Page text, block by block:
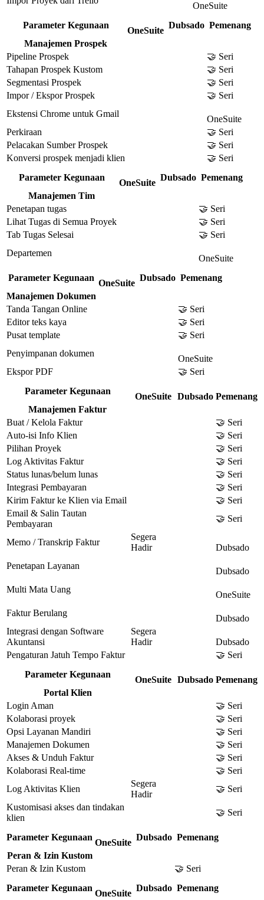
OneSuite
Parameter Kegunaan
OneSuite
Dubsado Pemenang
Manajemen Prospek
Pipeline Prospek
🤝 Seri
Tahapan Prospek Kustom
🤝 Seri
Segmentasi Prospek
🤝 Seri
Impor / Ekspor Prospek
🤝 Seri
Ekstensi Chrome untuk Gmail
OneSuite
Perkiraan
🤝 Seri
Pelacakan Sumber Prospek
🤝 Seri
Konversi prospek menjadi klien
🤝 Seri
Parameter Kegunaan
OneSuite
Dubsado Pemenang
Manajemen Tim
Penetapan tugas
🤝 Seri
Lihat Tugas di Semua Proyek
🤝 Seri
Tab Tugas Selesai
🤝 Seri
Departemen
OneSuite
Parameter Kegunaan
OneSuite
Dubsado Pemenang
Manajemen Dokumen
Tanda Tangan Online
🤝 Seri
Editor teks kaya
🤝 Seri
Pusat template
🤝 Seri
Penyimpanan dokumen
OneSuite
Ekspor PDF
🤝 Seri
Parameter Kegunaan
OneSuite Dubsado Pemenang
Manajemen Faktur
Buat / Kelola Faktur
🤝 Seri
Auto-isi Info Klien
🤝 Seri
Pilihan Proyek
🤝 Seri
Log Aktivitas Faktur
🤝 Seri
Status lunas/belum lunas
🤝 Seri
Integrasi Pembayaran
🤝 Seri
Kirim Faktur ke Klien via Email
🤝 Seri
Email & Salin Tautan
Pembayaran
🤝 Seri
Memo / Transkrip Faktur
Segera
Hadir
Dubsado
Penetapan Layanan
Dubsado
Multi Mata Uang
OneSuite
Faktur Berulang
Dubsado
Integrasi dengan Software
Akuntansi
Segera
Hadir
Dubsado
Pengaturan Jatuh Tempo Faktur
🤝 Seri
Parameter Kegunaan
OneSuite Dubsado Pemenang
Portal Klien
Login Aman
🤝 Seri
Kolaborasi proyek
🤝 Seri
Opsi Layanan Mandiri
🤝 Seri
Manajemen Dokumen
🤝 Seri
Akses & Unduh Faktur
🤝 Seri
Kolaborasi Real-time
🤝 Seri
Log Aktivitas Klien
Segera
Hadir
🤝 Seri
Kustomisasi akses dan tindakan
klien
🤝 Seri
Parameter Kegunaan
OneSuite
Dubsado Pemenang
Peran & Izin Kustom
Peran & Izin Kustom
🤝 Seri
Parameter Kegunaan
OneSuite
Dubsado Pemenang